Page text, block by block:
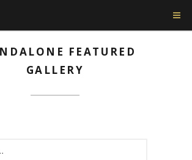
FEATURED
GALLERY